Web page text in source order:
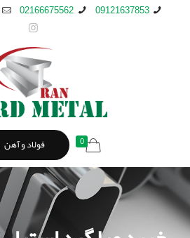
09121637853
02166675562
0 فولاد و آهن